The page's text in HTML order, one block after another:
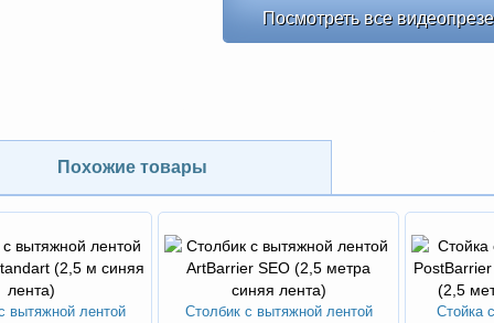
Посмотреть все
Похожие товары
вытяжной лентой
Столбик с вытяжной лентой
Стойка